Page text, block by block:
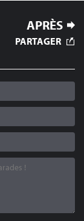
APRÈS
PARTAGER